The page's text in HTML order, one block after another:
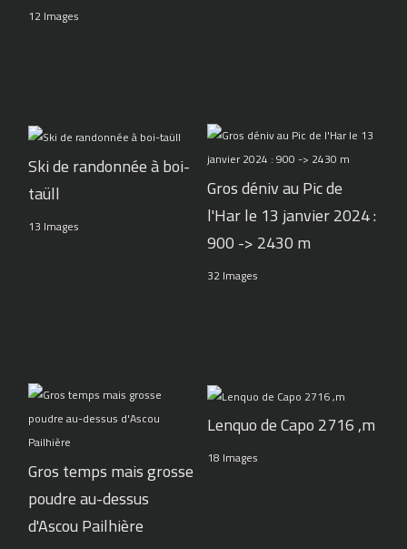
12 Images
Ski de randonnée à boi-
taüll
13 Images
Gros déniv au Pic de
l'Har le 13 janvier 2024 :
900 -> 2430 m
32 Images
Gros temps mais grosse
poudre au-dessus
d'Ascou Pailhière
Lenquo de Capo 2716 ,m
18 Images